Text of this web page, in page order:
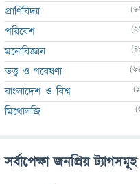
প্রাণিবিদ্যা
পরিবেশ
মনোবিজ্ঞান
তত্ত্ব ও গবেষণা
বাংলাদেশ ও বিশ্ব
মিথোলজি
সর্বাপেক্ষা জনপ্রিয় ট্যাগসমূহ